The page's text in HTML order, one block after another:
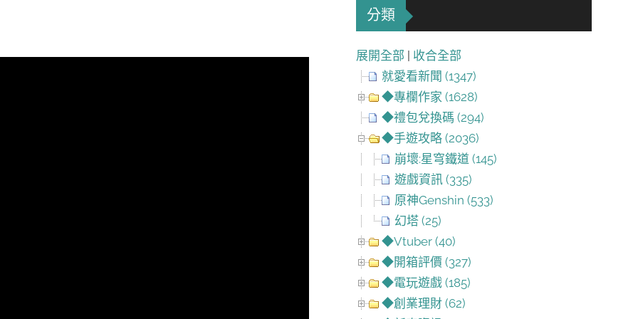
分類
展開全部 | 收合全部
就愛看新聞 (1347)
◆專欄作家 (1628)
◆禮包兌換碼 (294)
◆手遊攻略 (2036)
崩壞:星穹鐵道 (145)
遊戲資訊 (335)
原神Genshin (533)
幻塔 (25)
◆Vtuber (40)
◆開箱評價 (327)
◆電玩遊戲 (185)
◆創業理財 (62)